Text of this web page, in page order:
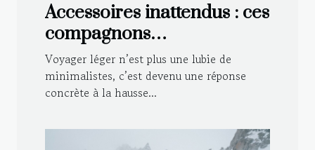
Accessoires inattendus : ces
compagnons
indispensables pour
voyager léger
Voyager léger n’est plus une lubie de
minimalistes, c’est devenu une réponse
concrète à la hausse...